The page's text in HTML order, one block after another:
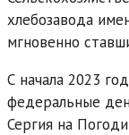
хлебозавода
мгновенно
С начала 2023
федеральные
Сергия на